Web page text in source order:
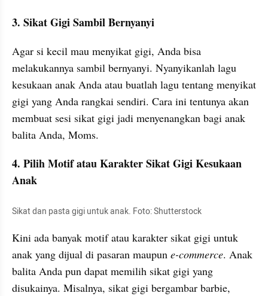
3. Sikat Gigi Sambil Bernyanyi
Agar si kecil mau menyikat gigi, Anda bisa
melakukannya sambil bernyanyi. Nyanyikanlah lagu
kesukaan anak Anda atau buatlah lagu tentang menyikat
gigi yang Anda rangkai sendiri. Cara ini tentunya akan
membuat sesi sikat gigi jadi menyenangkan bagi anak
balita Anda, Moms.
4. Pilih Motif atau Karakter Sikat Gigi Kesukaan
Anak
Sikat dan pasta gigi untuk anak. Foto: Shutterstock
Kini ada banyak motif atau karakter sikat gigi untuk
anak yang dijual di pasaran maupun e-commerce. Anak
balita Anda pun dapat memilih sikat gigi yang
disukainya. Misalnya, sikat gigi bergambar barbie,